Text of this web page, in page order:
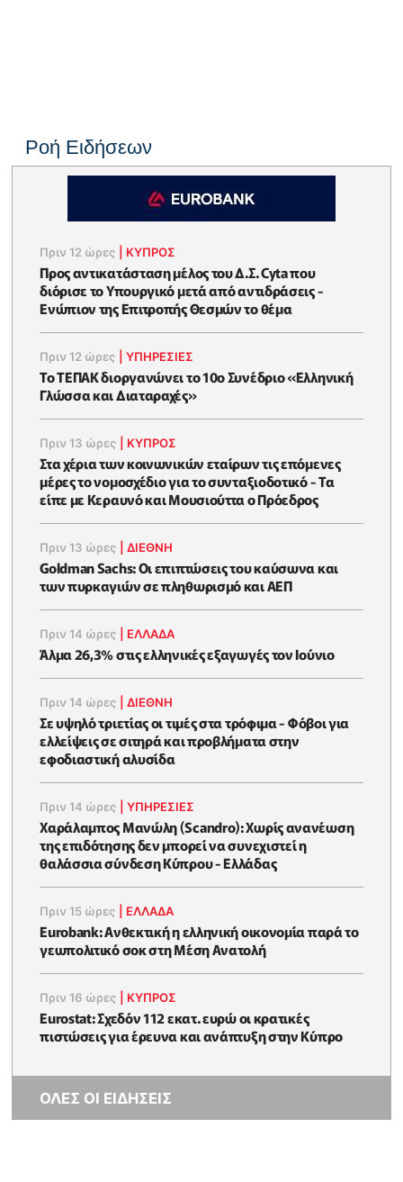
Ροή Ειδήσεων
Πριν 12 ώρες ΚΥΠΡΟΣ
Προς αντικατάσταση μέλος του Δ.Σ. Cyta που
διόρισε το Υπουργικό μετά από αντιδράσεις -
Ενώπιον της Επιτροπής Θεσμών το θέμα
Πριν 12 ώρες |ΥΠΗΡΕΣΙΕΣ
Το ΤΕΠΑΚ διοργανώνει το 10ο Συνέδριο «Ελληνική
Γλώσσα και Διαταραχές»
Πριν 13 ώρες ΚΥΠΡΟΣ
Στα χέρια των κοινωνικών εταίρων τις επόμενες
μέρες το νομοσχέδιο για το συνταξιοδοτικό - Τα
είπε με Κεραυνό και Μουσιούττα ο Πρόεδρος
Πριν 13 ώρες |ΔΙΕΘΝΗ
Goldman Sachs: Οι επιπτώσεις του καύσωνα και
των πυρκαγιών σε πληθωρισμό και ΑΕΠ
Πριν 14 ώρες ΕΛΛΆΔΑ
Άλμα 26,3% στις ελληνικές εξαγωγές τον Ιούνιο
Πριν 14 ώρες |ΔΙΕΘΝΗ
Σε υψηλό τριετίας οι τιμές στα τρόφιμα - Φόβοι για
ελλείψεις σε σιτηρά και προβλήματα στην
εφοδιαστική αλυσίδα
Πριν 14 ώρες |ΥΠΗΡΕΣΙΕΣ
Χαράλαμπος Μανώλη (Scandro): Χωρίς ανανέωση
της επιδότησης δεν μπορεί να συνεχιστεί η
θαλάσσια σύνδεση Κύπρου - Ελλάδας
Πριν 15 ώρες ΕΛΛΆΔΑ
Eurobank: Ανθεκτική η ελληνική οικονομία παρά το
γεωπολιτικό σοκ στη Μέση Ανατολή
Πριν 16 ώρες ΚΥΠΡΟΣ
Eurostat: Σχεδόν 112 εκατ. ευρώ οι κρατικές
πιστώσεις για έρευνα και ανάπτυξη στην Κύπρο
ΟΛΕΣ ΟΙ ΕΙΔΗΣΕΙΣ